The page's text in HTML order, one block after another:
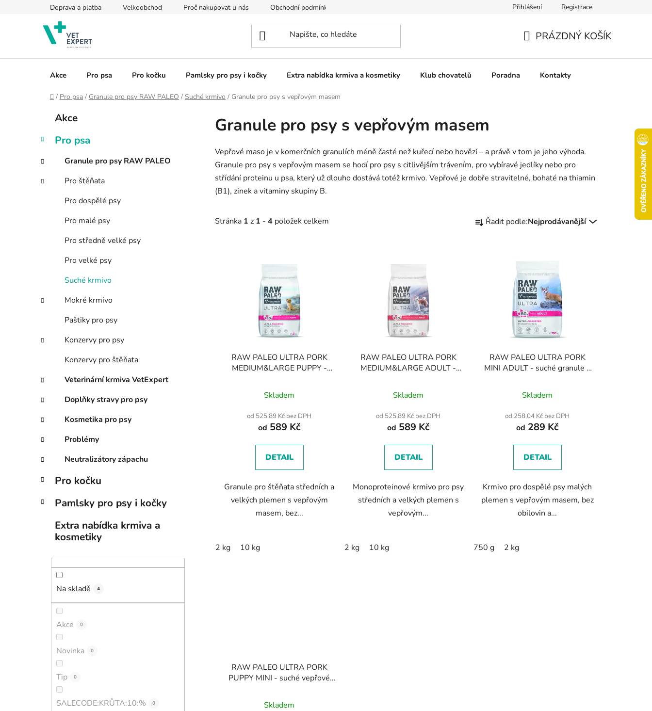
Doprava a platba Velkoobchod Proč nakupovat u nás Obchodní podmínky Pravidla soutěží
Přihlášení Registrace
KOŠÍK
PRÁZDNÝ KOŠÍK
Akce Pro psa Pro kočku Pamlsky pro psy i kočky Extra nabídka krmiva a kosmetiky Klub chovatelů Poradna Kontakty
Domů
/ Pro psa / Granule pro psy RAW PALEO / Suché krmivo / Granule pro psy s vepřovým masem
s
r
a
n
Přeskočit
kategorie
e
o
i
Akce
Pro psa
Granule pro psy RAW PALEO
Pro štěňata
Pro dospělé psy
Pro malé psy
Pro středně velké psy
Pro velké psy
Suché krmivo
Mokré krmivo
Paštiky pro psy
Konzervy pro psy
Konzervy pro štěňata
Veterinární krmiva VetExpert
Doplňky stravy pro psy
Kosmetika pro psy
Problémy
Neutralizátory zápachu
Pro kočku
Pamlsky pro psy i kočky
Extra nabídka krmiva a
kosmetiky
Na skladě 4
Akce 0
Novinka 0
Tip 0
SALECODE:KRŮTA:10:% 0
Granule pro psy s vepřovým masem
Vepřové maso je v komerčních granulích méně časté než kuřecí nebo hovězí – a právě v tom je jeho výhoda.
Granule pro psy s vepřovým masem se hodí pro psy s citlivějším trávením, pro vybíravé jedlíky nebo pro
střídání proteinu u psa, který už dlouho dostává totéž krmivo. Vepřové je dobře stravitelné, bohaté na thiamin
(B1), zinek a vitaminy skupiny B.
Stránka 1 z 1 - 4 položek celkem
a Řadit podle:Nejprodávanější
RAW PALEO ULTRA PORK
MEDIUM&LARGE PUPPY -
masem pro štěňata středních a
velkých plemen
hodnocení
produktu
je
z
Skladem
od 525,89 Kč bez DPH
od 589 Kč
DETAIL
Granule pro štěňata středních a
velkých plemen s vepřovým
masem, bez...
2 kg 10 kg
RAW PALEO ULTRA PORK
MEDIUM&LARGE ADULT -
masem pro dospělé psy
středních a velkých plemen
Skladem
od 525,89 Kč bez DPH
od 589 Kč
DETAIL
Monoproteinové krmivo pro psy
středních a velkých plemen s
vepřovým...
2 kg 10 kg
RAW PALEO ULTRA PORK
MINI ADULT - suché granule s
psy malých plemen
Skladem
od 258,04 Kč bez DPH
od 289 Kč
DETAIL
Krmivo pro dospělé psy malých
plemen s vepřovým masem, bez
obilovin a...
750 g 2 kg
RAW PALEO ULTRA PORK
PUPPY MINI - suché vepřové
plemen
Skladem